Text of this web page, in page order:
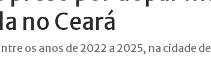
no Ceará
os anos de 2022 a 2025, na cidade